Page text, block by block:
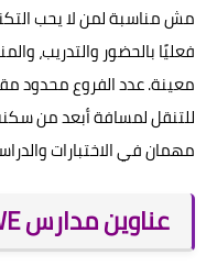
مش مناسبة لمن لا يحب
فعليًا بالحضور والتدريب،
معينة. عدد الفروع محدود
للتنقل لمسافة أبعد من
مهمان في الاختبارات
عناوين مدارس WE في المحافظات